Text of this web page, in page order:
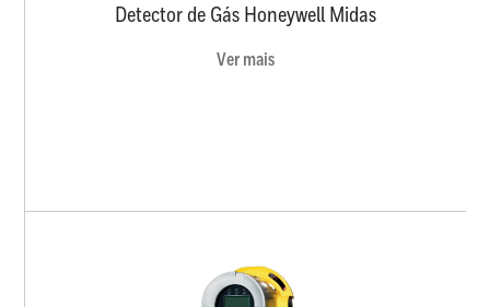
Detector de Gás Honeywell Midas
Ver mais